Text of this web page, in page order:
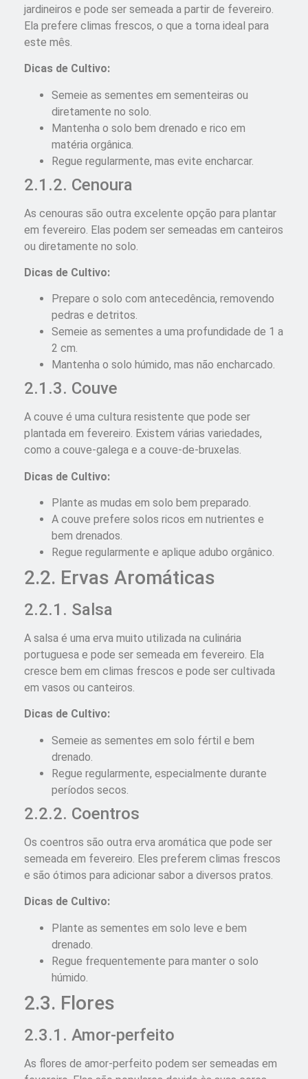
jardineiros e pode ser semeada a partir de fevereiro.
Ela prefere climas frescos, o que a torna ideal para
este mês.
Dicas de Cultivo:
Semeie as sementes em sementeiras ou
diretamente no solo.
Mantenha o solo bem drenado e rico em
matéria orgânica.
Regue regularmente, mas evite encharcar.
2.1.2. Cenoura
As cenouras são outra excelente opção para plantar
em fevereiro. Elas podem ser semeadas em canteiros
ou diretamente no solo.
Dicas de Cultivo:
Prepare o solo com antecedência, removendo
pedras e detritos.
Semeie as sementes a uma profundidade de 1 a
2 cm.
Mantenha o solo húmido, mas não encharcado.
2.1.3. Couve
A couve é uma cultura resistente que pode ser
plantada em fevereiro. Existem várias variedades,
como a couve-galega e a couve-de-bruxelas.
Dicas de Cultivo:
Plante as mudas em solo bem preparado.
A couve prefere solos ricos em nutrientes e
bem drenados.
Regue regularmente e aplique adubo orgânico.
2.2. Ervas Aromáticas
2.2.1. Salsa
A salsa é uma erva muito utilizada na culinária
portuguesa e pode ser semeada em fevereiro. Ela
cresce bem em climas frescos e pode ser cultivada
em vasos ou canteiros.
Dicas de Cultivo:
Semeie as sementes em solo fértil e bem
drenado.
Regue regularmente, especialmente durante
períodos secos.
2.2.2. Coentros
Os coentros são outra erva aromática que pode ser
semeada em fevereiro. Eles preferem climas frescos
e são ótimos para adicionar sabor a diversos pratos.
Dicas de Cultivo:
Plante as sementes em solo leve e bem
drenado.
Regue frequentemente para manter o solo
húmido.
2.3. Flores
2.3.1. Amor-perfeito
As flores de amor-perfeito podem ser semeadas em